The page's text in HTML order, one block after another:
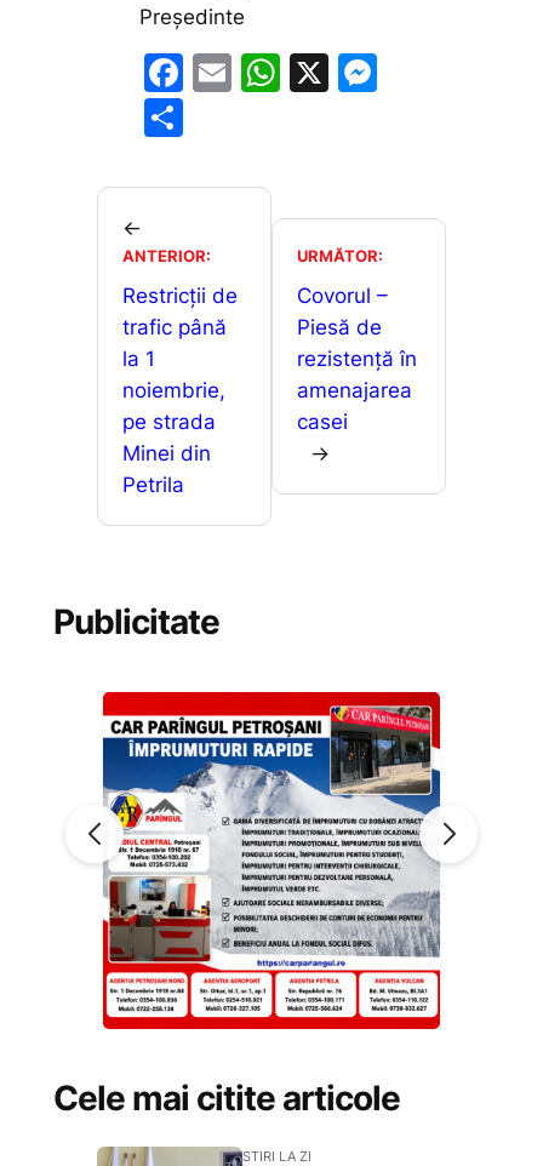
Președinte
F
e
o
o
k
E
l
W
A
p
p
X
e
n
g
er
ta
a
z
ă
←
ANTERIOR:
Restricții de
trafic până
la 1
noiembrie,
pe strada
Minei din
Petrila
URMĂTOR:
Covorul –
Piesă de
rezistenţă în
amenajarea
casei
→
Publicitate
Cele mai citite articole
STIRI LA ZI